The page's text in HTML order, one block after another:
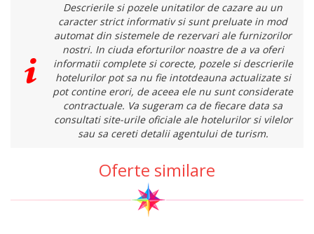
Descrierile si pozele unitatilor de cazare au un
caracter strict informativ si sunt preluate in mod
automat din sistemele de rezervari ale furnizorilor
nostri. In ciuda eforturilor noastre de a va oferi
informatii complete si corecte, pozele si descrierile
hotelurilor pot sa nu fie intotdeauna actualizate si
pot contine erori, de aceea ele nu sunt considerate
contractuale. Va sugeram ca de fiecare data sa
consultati site-urile oficiale ale hotelurilor si vilelor
sau sa cereti detalii agentului de turism.
Oferte similare